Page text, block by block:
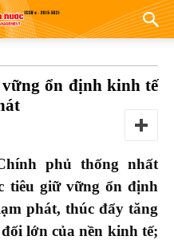
ổn định kinh tế
phủ thống nhất
tiêu giữ vững ổn định
phát, thúc đẩy tăng
lớn của nền kinh tế;